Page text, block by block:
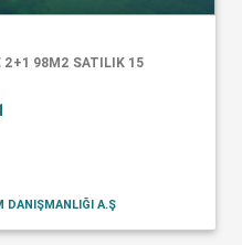
2+1 98M2 SATILIK 15
DANIŞMANLIĞI A.Ş